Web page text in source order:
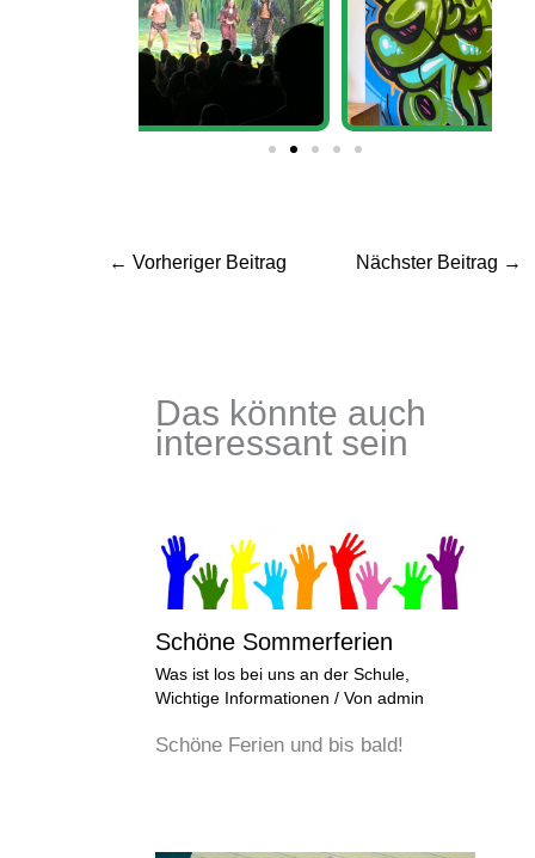
← Vorheriger Beitrag Nächster Beitrag →
Das könnte auch
interessant sein
Schöne Sommerferien
Was ist los bei uns an der Schule,
Wichtige Informationen / Von admin
Schöne Ferien und bis bald!